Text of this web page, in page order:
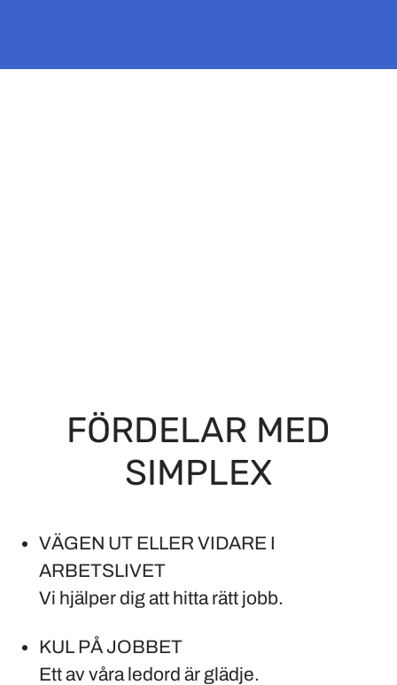
FÖRDELAR MED
SIMPLEX
VÄGEN UT ELLER VIDARE I
ARBETSLIVET
Vi hjälper dig att hitta rätt jobb.
KUL PÅ JOBBET
Ett av våra ledord är glädje.